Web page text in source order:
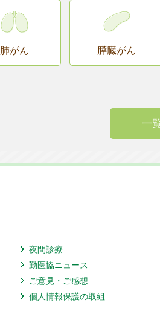
肺がん 膵臓がん
一
夜間診療
勤医協ニュース
ご意見・ご感想
個人情報保護の取組